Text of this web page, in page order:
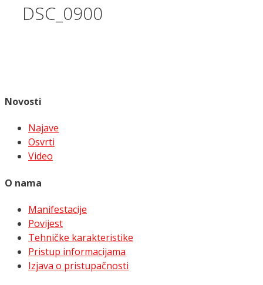
DSC_0900
Novosti
Najave
Osvrti
Video
O nama
Manifestacije
Povijest
Tehničke karakteristike
Pristup informacijama
Izjava o pristupačnosti